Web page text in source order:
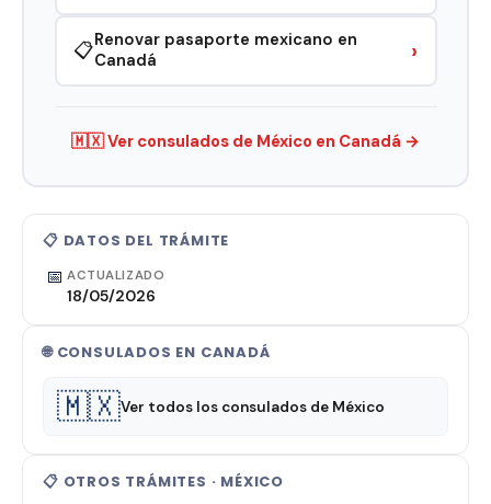
📋 DATOS DEL TRÁMITE
📅 ACTUALIZADO
18/05/2026
🌐 CONSULADOS EN CANADÁ
🇲🇽Ver todos los consulados de México
📋 OTROS TRÁMITES · MÉXICO
📋Renovar pasaporte mexicano en
Canadá
›
🇲🇽 Ver consulados de México en Canadá →